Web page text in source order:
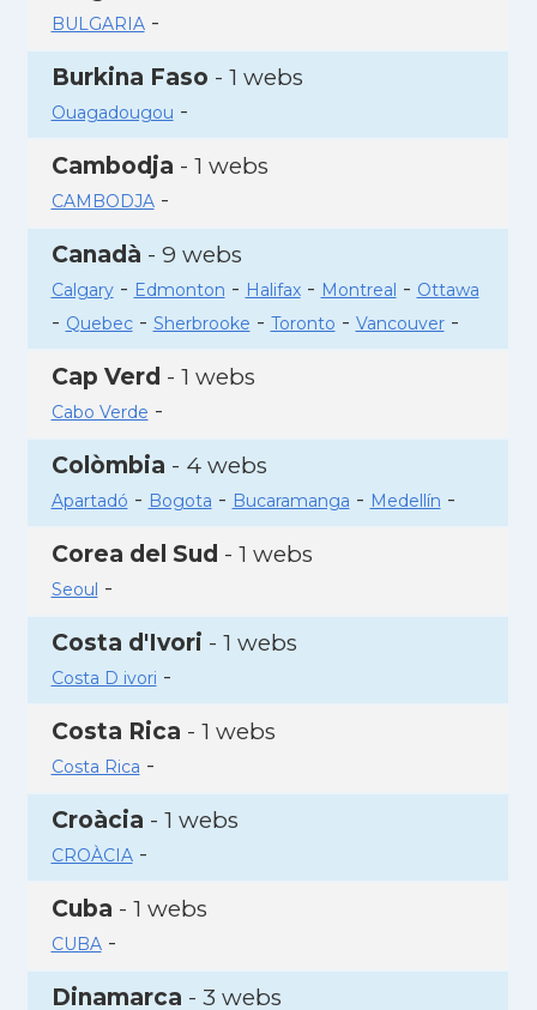
BULGARIA-
Burkina Faso - 1 webs
Ouagadougou -
Cambodja - 1 webs
CAMBODJA-
Canadà - 9 webs
Calgary- Edmonton - Halifax- Montreal - Ottawa
- Quebec- Sherbrooke - Toronto - Vancouver-
Cap Verd - 1 webs
Cabo Verde -
Colòmbia - 4 webs
Apartadó - Bogota - Bucaramanga - Medellín -
Corea del Sud - 1 webs
Seoul -
Costa d'Ivori - 1 webs
Costa D ivori -
Costa Rica - 1 webs
Costa Rica -
Croàcia - 1 webs
CROÀCIA-
Cuba - 1 webs
CUBA-
Dinamarca - 3 webs